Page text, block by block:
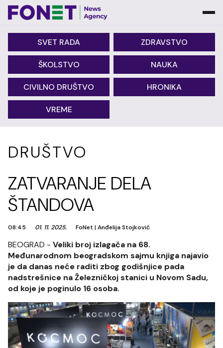
SVET RADA ZDRAVSTVO
ŠKOLSTVO NAUKA
CIVILNO DRUŠTVO HRONIKA
VREME
DRUŠTVO
ZATVARANJE DELA
ŠTANDOVA
08:45 01. 11. 2025. FoNet |Anđelija Stojković
BEOGRAD - Veliki broj izlagača na 68.
Međunarodnom beogradskom sajmu knjiga najavio
je da danas neće raditi zbog godišnjice pada
nadstrešnice na Železničkoj stanici u Novom Sadu,
od koje je poginulo 16 osoba.